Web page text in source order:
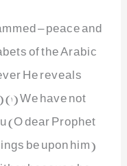
– peace and
of the Arabic
He reveals
We have not
(O dear Prophet
be upon him)